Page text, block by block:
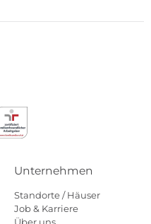
Unternehmen
Standorte / Häuser
Job & Karriere